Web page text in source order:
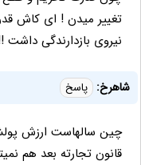
تغییر میدن ! ای کاش
نیروی بازدارندگی داشت
شاهرخ: پاسخ
چین سالهاست ارزش
قانون تجارته بعد هم